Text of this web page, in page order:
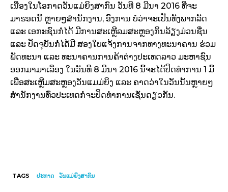
ເນື່ອງໃນໂອກາດວັນແມ່ຍິງສາກົນ ວັນທີ 8 ມີນາ 2016 ທີ່ຈະ
ມາຮອດນີ້ ຫຼາຍໆສຳນັກງານ, ອົງການ ບໍ່ວ່າຈະເປັນທັງພາກລັດ
ແລະ ເອກະຊົນກໍ່ໄດ້ ມີການສະເຫຼີລມສະຫຼອງກິນລ້ຽງມ່ວນຊື່ນ
ແລະ ປັດຈຸບັນກໍ່ໄດ້ມີ ສອງໃບແຈ້ງການຈາກທາງທະນາຄານ ຮ່ວມ
ພັດທະນາ ແລະ ທະນາຄານການຄ້າຕ່າງປະເທດລາວ ມະຫາຊົນ
ອອກມາມາເລື່ອງ ໃນວັນທີ 8 ມີນາ 2016 ນີ້ຈະໄດ້ປິດທຳການ 1 ມື້
ເພື່ອສະເຫຼີມສະຫຼອງວັນແມມ່ຍິງ ແລະ ຄາດວ່າໃນວັນນັ້ນຫຼາຍໆ
ສຳນັກງານທົ່ວປະເທດກໍ່ຈະປິດທຳການເຊັ່ນດຽວກັນ.
TAGS ປະກາດ ວັນແມ່ຍິງສາກົນ